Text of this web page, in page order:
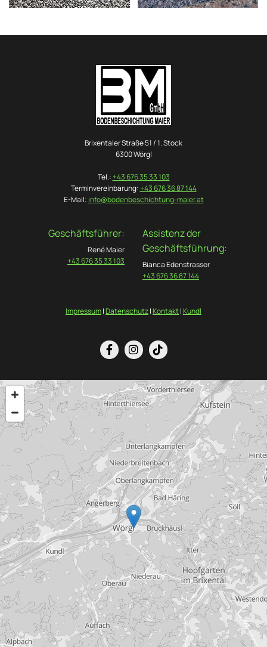
Brixentaler Straße 51 / 1. Stock
6300 Wörgl
Tel.:+43 676 35 33 103
Terminvereinbarung:+43 676 36 87 144
E-Mail: info@bodenbeschichtung-maier.at
Geschäftsführer:
René Maier
+43 676 35 33 103
Assistenz der
Geschäftsführung:
Bianca Edenstrasser
+43 676 36 87 144
Impressum|Datenschutz|Kontakt|Kundl